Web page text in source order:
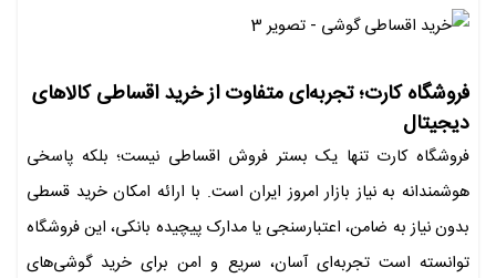
فروشگاه کارت؛ تجربه‌ای متفاوت از خرید اقساطی کالاهای
دیجیتال
فروشگاه کارت تنها یک بستر فروش اقساطی نیست؛ بلکه پاسخی
هوشمندانه به نیاز بازار امروز ایران است. با ارائه امکان خرید قسطی
بدون نیاز به ضامن، اعتبارسنجی یا مدارک پیچیده بانکی، این فروشگاه
توانسته است تجربه‌ای آسان، سریع و امن برای خرید گوشی‌های